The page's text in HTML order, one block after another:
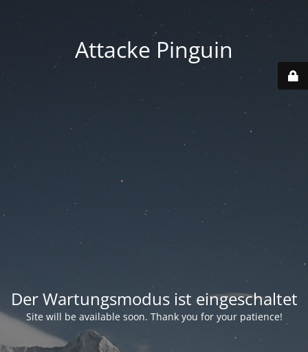
Attacke Pinguin
Der Wartungsmodus ist eingeschaltet
Site will be available soon. Thank you for your patience!